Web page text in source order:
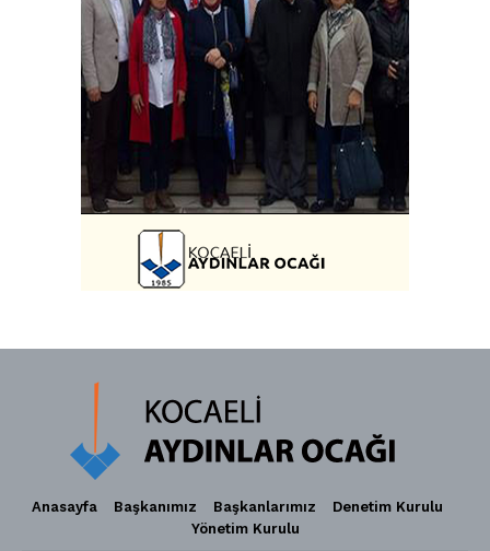
Anasayfa Başkanımız Başkanlarımız
Denetim Kurulu
Yönetim Kurulu